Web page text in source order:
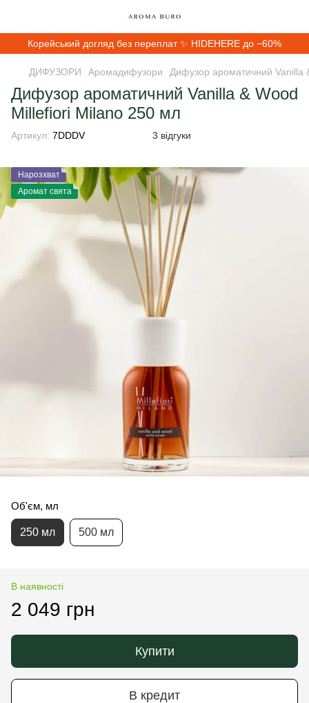
Корейський догляд без переплат ✨ HIDEHERE до −60%
ДИФУЗОРИ Аромадифузори Дифузор ароматичний
Дифузор ароматичний Vanilla & Wood
Millefiori Milano 250 мл
Артикул: 7DDDV 3 відгуки
Нарозхват
Аромат свята
Об'єм, мл
250 мл 500 мл
В наявності
2 049 грн
Купити
В кредит